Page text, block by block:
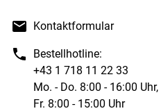
Kontaktformular
Bestellhotline:
+43 1 718 11 22 33
Mo. - Do. 8:00 - 16:00 Uhr,
Fr. 8:00 - 15:00 Uhr